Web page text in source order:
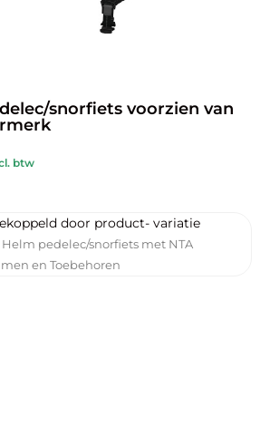
snorfiets voorzien van
btw
door product- variatie
Helm pedelec/snorfiets met NTA
en Toebehoren